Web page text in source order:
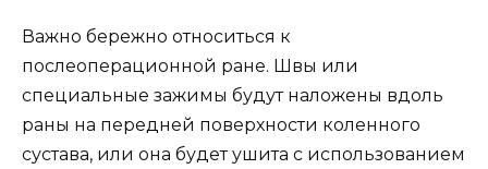
Важно бережно относиться к
послеоперационной ране. Швы или
специальные зажимы будут наложены вдоль
раны на передней поверхности коленного
сустава, или она будет ушита с использованием